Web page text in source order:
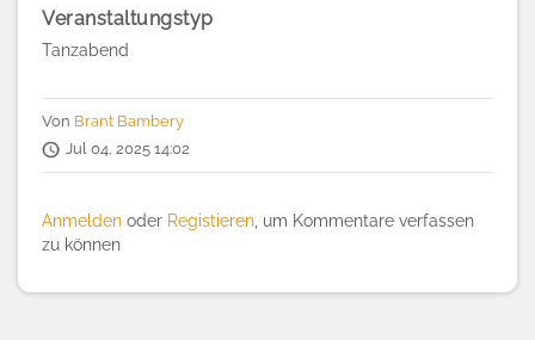
Veranstaltungstyp
Tanzabend
Von Brant Bambery
Jul 04, 2025 14:02
Anmelden oder Registieren , um Kommentare verfassen
zu können